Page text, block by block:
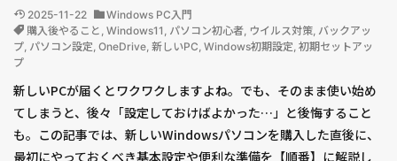
2025-11-22
Windows PC入門
購入後やること , Windows11 , パソコン初心者, ウイルス対策, バックアッ
プ, パソコン設定, OneDrive, 新しいPC, Windows初期設定, 初期セットアッ
プ
新しいPCが届くとワクワクしますよね。でも、そのまま使い始め
てしまうと、後々「設定しておけばよかった…」と後悔すること
も。この記事では、新しいWindowsパソコンを購入した直後に、
最初にやっておくべき基本設定や便利な準備を【順番】に解説し